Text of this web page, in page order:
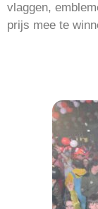
vlaggen,
prijs mee te